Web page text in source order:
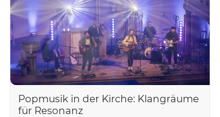
Popmusik in der Kirche: Klangräume
für Resonanz